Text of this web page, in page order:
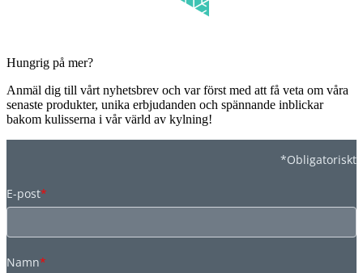
Hungrig på mer?
Anmäl dig till vårt nyhetsbrev och var först med att få veta om våra
senaste produkter, unika erbjudanden och spännande inblickar
bakom kulisserna i vår värld av kylning!
*Obligatoriskt
E-post*
Namn*